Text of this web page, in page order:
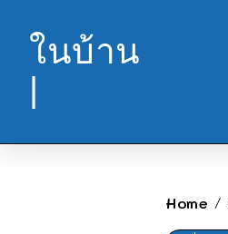
ในบ้าน
|
Home /